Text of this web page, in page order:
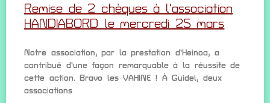
Remise de 2 chèques à l’association
HANDIABORD le mercredi 25 mars
Notre association, par la prestation d’Heinoa, a
contribué d’une façon remarquable à la réussite de
cette action. Bravo les VAHINE ! À Guidel, deux
associations